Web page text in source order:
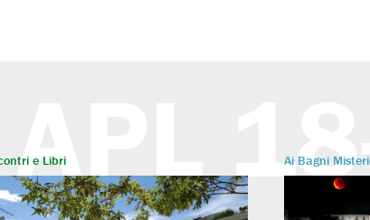
APL
e Libri Ai Bagni